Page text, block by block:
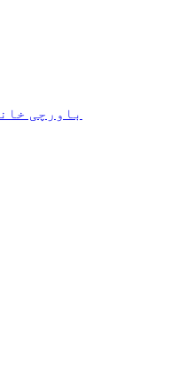
باورچی